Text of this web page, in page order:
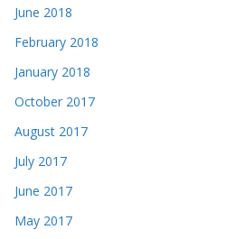
June 2018
February 2018
January 2018
October 2017
August 2017
July 2017
June 2017
May 2017